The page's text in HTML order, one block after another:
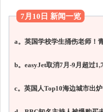
7月10日 新闻一览
a。英国学校学生捅伤老师！
b。easyJet取消7月-9月超过
c。英国人Top10海边城市出